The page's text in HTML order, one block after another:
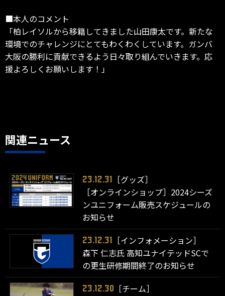
■本人のコメント
「柏レイソルから移籍してきました山田康太です。新たな
環境でのチャレンジにとてもわくわくしています。ガンバ
大阪の勝利に貢献できるよう日々取り組んでいきます。応
援よろしくお願いします！」
関連ニュース
23.12.31
［グッズ］
［オンラインショップ］2024シーズ
ンユニフォーム販売スケジュールの
お知らせ
23.12.31
［インフォメーション］
森下 仁志氏 高知ユナイテッドSCで
の更生研修期間終了のお知らせ
23.12.30
［チーム］